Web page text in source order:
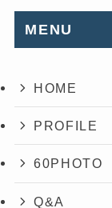
MENU
HOME
PROFILE
60PHOTO
Q&A